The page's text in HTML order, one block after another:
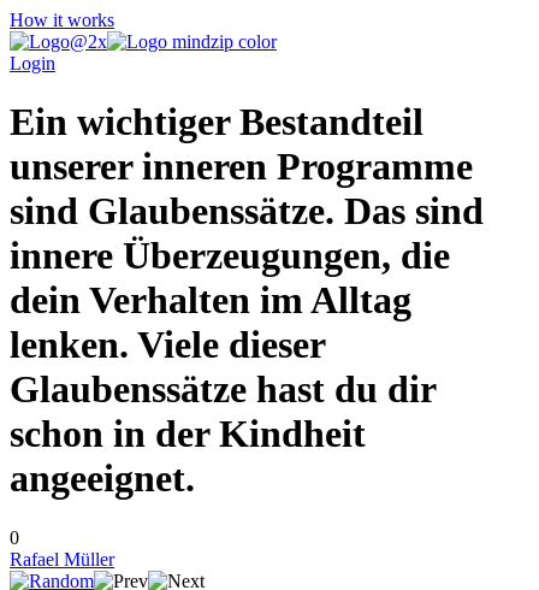
How it works
Login
Ein wichtiger Bestandteil
unserer inneren Programme
sind Glaubenssätze. Das sind
innere Überzeugungen, die
dein Verhalten im Alltag
lenken. Viele dieser
Glaubenssätze hast du dir
schon in der Kindheit
angeeignet.
0
Rafael Müller